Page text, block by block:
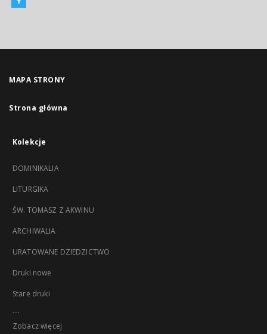
MAPA STRONY
Strona główna
Kolekcje
DOMINIKALIA
LITURGIKA
ŚW. TOMASZ Z AKWINU
ARCHIWALIA
URATOWANE DZIEDZICTWO
Druki nowe
Stare druki
...
Zobacz więcej